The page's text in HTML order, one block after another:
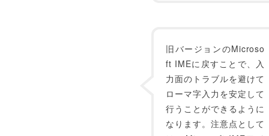
旧バージョンのMicroso
ft IMEに戻すことで、入
力面のトラブルを避けて
ローマ字入力を安定して
行うことができるように
なります。注意点として